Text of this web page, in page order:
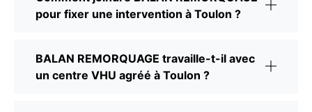
pour fixer une intervention à Toulon ?
BALAN REMORQUAGE travaille-t-il avec
un centre VHU agréé à Toulon ?